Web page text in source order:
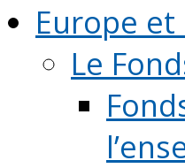
Europe
Le